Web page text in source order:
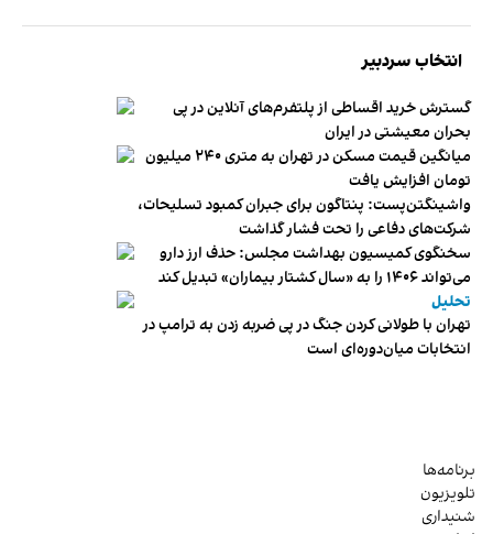
انتخاب سردبیر
گسترش خرید اقساطی از پلتفرم‌های آنلاین در پی
بحران معیشتی در ایران
میانگین قیمت مسکن در تهران به متری ۲۴۰ میلیون
تومان افزایش یافت
واشینگتن‌پست: پنتاگون برای جبران کمبود تسلیحات،
شرکت‌های دفاعی را تحت فشار گذاشت
سخنگوی کمیسیون بهداشت مجلس: حذف ارز دارو
می‌تواند ۱۴۰۶ را به «سال کشتار بیماران» تبدیل کند
تحلیل
تهران با طولانی کردن جنگ در پی ضربه زدن به ترامپ در
انتخابات میان‌دوره‌ای است
برنامه‌ها
تلویزیون
شنیداری